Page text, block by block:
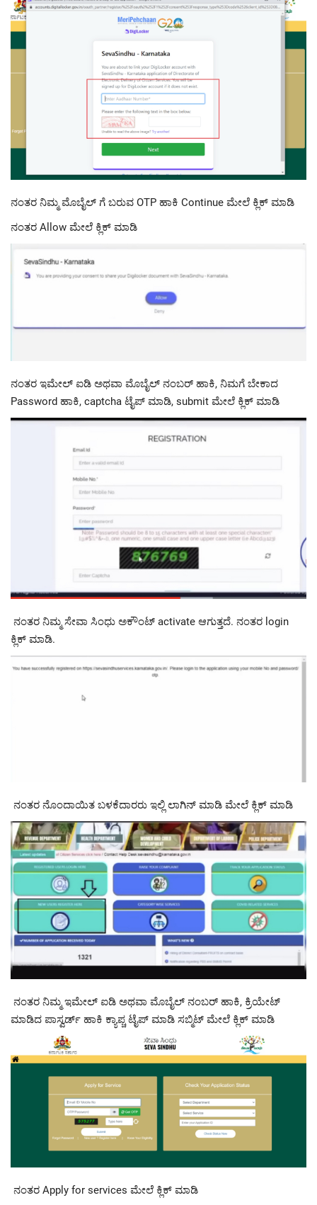
ನಂತರ ನಿಮ್ಮ ಮೊಬೈಲ್ ಗೆ ಬರುವ OTP ಹಾಕಿ Continue ಮೇಲೆ ಕ್ಲಿಕ್ ಮಾಡಿ
ನಂತರ Allow ಮೇಲೆ ಕ್ಲಿಕ್ ಮಾಡಿ
ನಂತರ ಇಮೇಲ್ ಐಡಿ ಅಥವಾ ಮೊಬೈಲ್ ನಂಬರ್ ಹಾಕಿ, ನಿಮಗೆ ಬೇಕಾದ
Password ಹಾಕಿ, captcha ಟೈಪ್ ಮಾಡಿ, submit ಮೇಲೆ ಕ್ಲಿಕ್ ಮಾಡಿ
ನಂತರ ನಿಮ್ಮ ಸೇವಾ ಸಿಂಧು ಅಕೌಂಟ್ activate ಆಗುತ್ತದೆ. ನಂತರ login
ಕ್ಲಿಕ್ ಮಾಡಿ.
ನಂತರ ನೊಂದಾಯಿತ ಬಳಕೆದಾರರು ಇಲ್ಲಿ ಲಾಗಿನ್ ಮಾಡಿ ಮೇಲೆ ಕ್ಲಿಕ್ ಮಾಡಿ
ನಂತರ ನಿಮ್ಮ ಇಮೇಲ್ ಐಡಿ ಅಥವಾ ಮೊಬೈಲ್ ನಂಬರ್ ಹಾಕಿ, ಕ್ರಿಯೇಟ್
ಮಾಡಿದ ಪಾಸ್ವರ್ಡ್ ಹಾಕಿ ಕ್ಯಾಪ್ಚ ಟೈಪ್ ಮಾಡಿ ಸಬ್ಮಿಟ್ ಮೇಲೆ ಕ್ಲಿಕ್ ಮಾಡಿ
ನಂತರ Apply for services ಮೇಲೆ ಕ್ಲಿಕ್ ಮಾಡಿ